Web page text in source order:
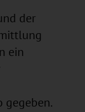
der
ein
gegeben.